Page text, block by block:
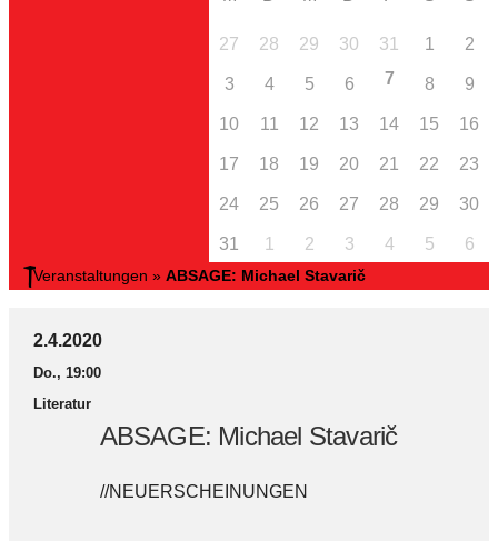
27 28 29 30 31 1 2
3 4 5 6 7 8 9
10 11 12 13 14 15 16
17 18 19 20 21 22 23
24 25 26 27 28 29 30
31 1 2 3 4 5 6
Veranstaltungen » ABSAGE: Michael Stavarič
2.4.2020
Do., 19:00
Literatur
ABSAGE: Michael Stavarič
//NEUERSCHEINUNGEN